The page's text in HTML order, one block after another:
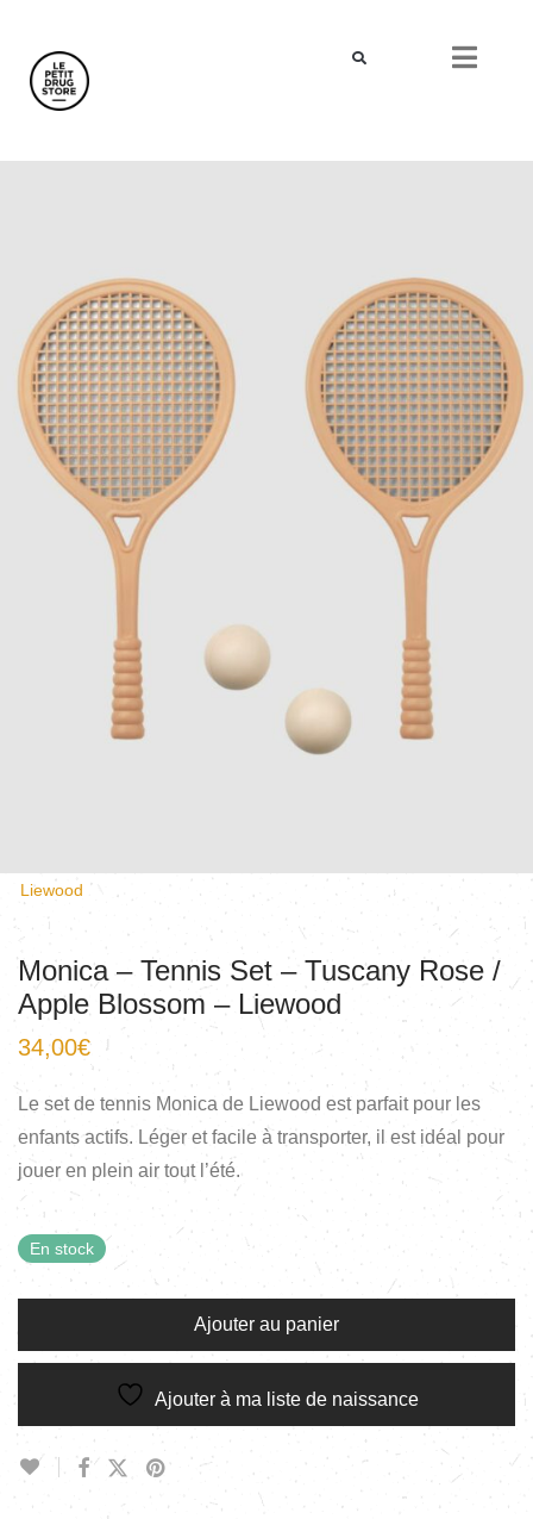
Liewood
Monica – Tennis Set – Tuscany Rose /
Apple Blossom – Liewood
34,00€
Le set de tennis Monica de Liewood est parfait pour les
enfants actifs. Léger et facile à transporter, il est idéal pour
jouer en plein air tout l’été.
En stock
Ajouter au panier
Ajouter à ma liste de naissance